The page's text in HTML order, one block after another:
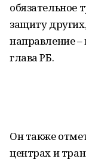
обязательное
защиту
направление
глава РБ.
Он также
центрах и